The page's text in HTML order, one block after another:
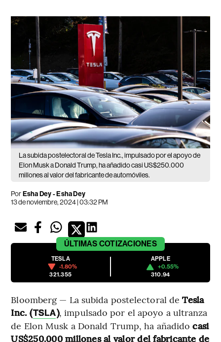
La subida postelectoral de Tesla Inc., impulsado por el apoyo de
Elon Musk a Donald Trump, ha añadido casi US$250.000
millones al valor del fabricante de automóviles.
PorEsha Dey - Esha Dey
13 de noviembre, 2024 | 03:32 PM
ÚLTIMAS COTIZACIONES
TESLA
-1.80%
321.355
APPLE
+0.55%
310.94
Bloomberg — La subida postelectoral deTesla
Inc. (TSLA), impulsado por el apoyo a ultranza
de Elon Musk a Donald Trump, ha añadidocasi
US$250.000 millones al valor del fabricante de